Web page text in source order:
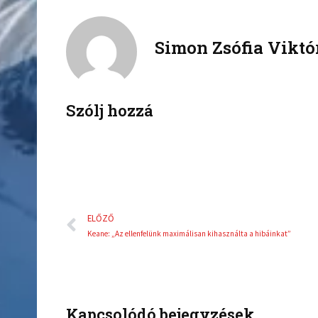
b
t
t
Simon Zsófia
Szólj hozzá
Előző
ELŐZŐ
Keane: „Az ellenfelünk maximálisan kihasználta a hibáinkat”